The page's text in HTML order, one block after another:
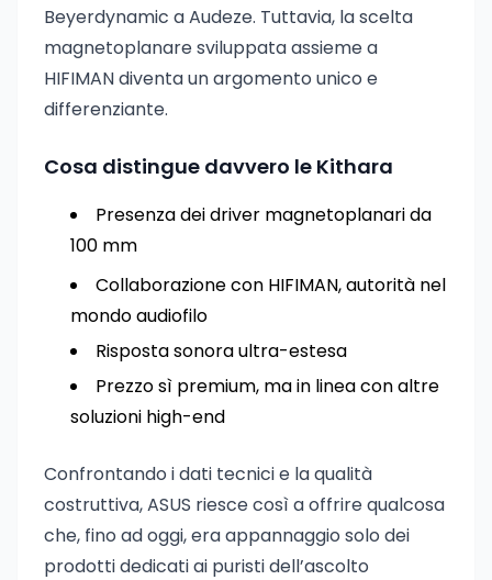
Beyerdynamic a Audeze. Tuttavia, la scelta
magnetoplanare sviluppata assieme a
HIFIMAN diventa un argomento unico e
differenziante.
Cosa distingue davvero le Kithara
Presenza dei driver magnetoplanari da
100 mm
Collaborazione con HIFIMAN, autorità nel
mondo audiofilo
Risposta sonora ultra-estesa
Prezzo sì premium, ma in linea con altre
soluzioni high-end
Confrontando i dati tecnici e la qualità
costruttiva, ASUS riesce così a offrire qualcosa
che, fino ad oggi, era appannaggio solo dei
prodotti dedicati ai puristi dell’ascolto